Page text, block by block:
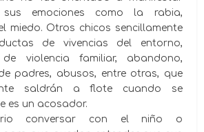
sus emociones como la rabia,
miedo. Otros chicos sencillamente
de vivencias del entorno,
de violencia familiar, abandono,
padres, abusos, entre otras, que
saldrán a flote cuando se
es un acosador.
conversar con el niño o